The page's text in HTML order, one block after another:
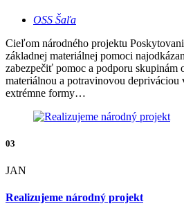
OSS Šaľa
Cieľom národného projektu
základnej materiálnej pomoci
zabezpečiť pomoc a podporu skupinám
materiálnou a potravinovou depriváciou
extrémne formy…
03
JAN
Realizujeme národný projekt